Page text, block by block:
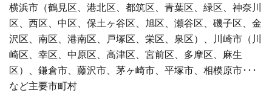
横浜市（鶴見区、港北区、都筑区、青葉区、緑区、神奈川
区、西区、中区、保土ヶ谷区、旭区、瀬谷区、磯子区、金
沢区、南区、港南区、戸塚区、栄区、泉区）、川崎市（川
崎区、幸区、中原区、高津区、宮前区、多摩区、麻生
区）、鎌倉市、藤沢市、茅ヶ崎市、平塚市、相模原市･･･
など主要市町村